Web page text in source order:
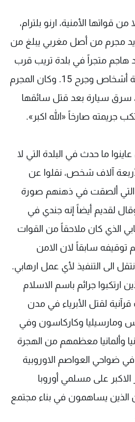
قواتها الأمنية، ارنو بلترام،
مجرم من أصل مغربي يبلغ من
قد هاجم متجراً في بلدة تريب قرب
كاركاسون وقتل أربعة أشخاص وجرح 15. وكان المجرم
سرق سيارة بعد قتل سائقها
جريمته صارخاً «الله اكبر».
ما حدث في البلدة التي لا
آلاف شخص، نقلوا عن
التي ألصقت في ذهنهم صورة
لقديم أيضاً إنه جندي في
الذي كان ملاحقاً من القوات
توقيفه سابقاً لان الامن
الى التنفيذ لأي عمل ارهابي.
ارتكبوا جرائم باسم الاسلام
لقتل الأبرياء في مدن
ومارسيليا وكاركاسون وفي
وألمانيا معظمهم من الهجرة
في ضواحي العواصم الاوروبية
الاكبر على مسلمي أوروبا
الذين يساهمون في بناء مجتمع
وظائف
تواصل معنا
شروط الإسـتخدام
سياسة الخصوصية